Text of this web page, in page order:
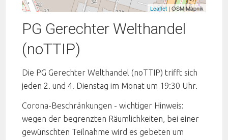
Leaflet| OSM Mapnik
PG Gerechter Welthandel
(noTTIP)
Die PG Gerechter Welthandel (noTTIP) trifft sich
jeden 2. und 4. Dienstag im Monat um 19:30 Uhr.
Corona-Beschränkungen - wichtiger Hinweis:
wegen der begrenzten Räumlichkeiten, bei einer
gewünschten Teilnahme wird es gebeten um